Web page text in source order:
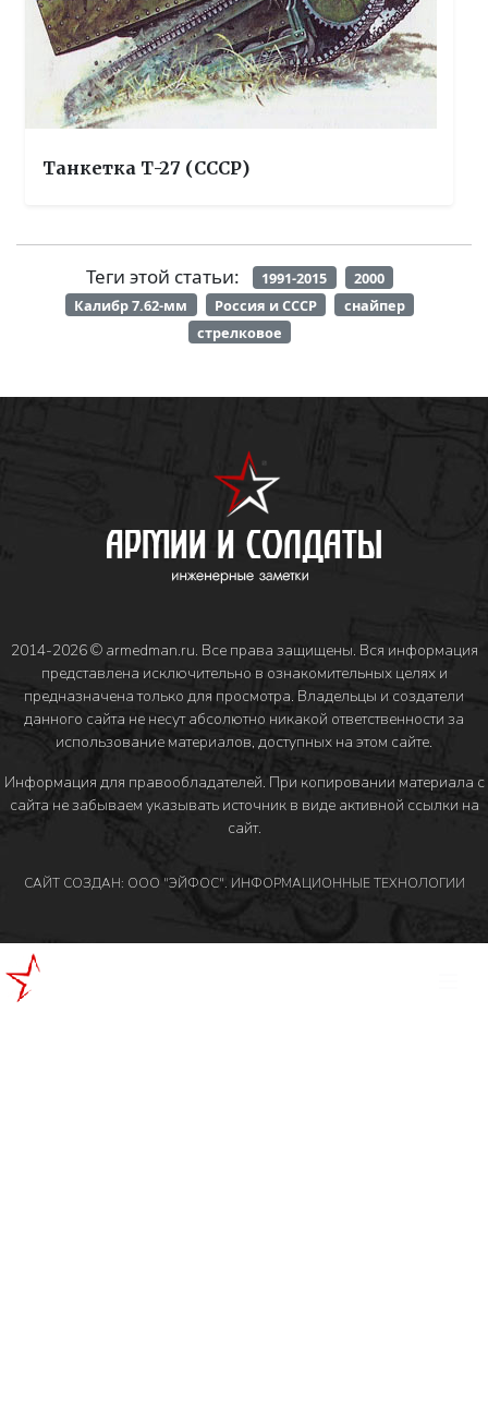
Танкетка Т-27 (СССР)
Теги этой статьи: 1991-2015
2000
Калибр 7.62-мм
Россия и СССР
снайпер
стрелковое
2014-2026 © armedman.ru. Все права защищены. Вся информация
представлена исключительно в ознакомительных целях и
предназначена только для просмотра. Владельцы и создатели
данного сайта не несут абсолютно никакой ответственности за
использование материалов, доступных на этом сайте.
Информация для правообладателей. При копировании материала с
сайта не забываем указывать источник в виде активной ссылки на
сайт.
САЙТ СОЗДАН: ООО "ЭЙФОС". ИНФОРМАЦИОННЫЕ ТЕХНОЛОГИИ